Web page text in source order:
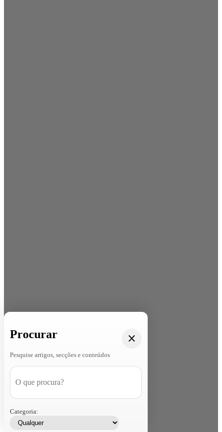
Procurar
Pesquise artigos, secções e conteúdos
Categoria: